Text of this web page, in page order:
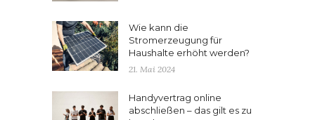
Wie kann die
Stromerzeugung für
Haushalte erhöht werden?
21. Mai 2024
Handyvertrag online
abschließen – das gilt es zu